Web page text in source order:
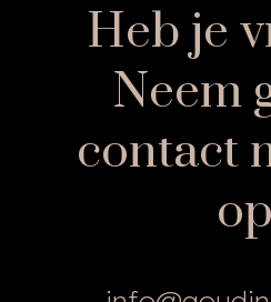
Heb je
Neem
contact